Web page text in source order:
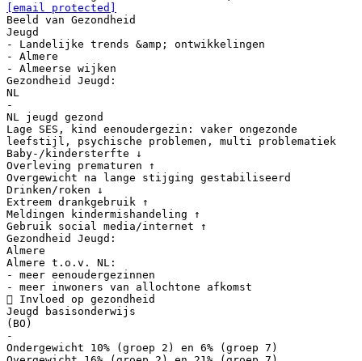
[email protected]
Beeld van Gezondheid
Jeugd
- Landelijke trends &amp; ontwikkelingen
- Almere
- Almeerse wijken
Gezondheid Jeugd:
NL
-
NL jeugd gezond
Lage SES, kind eenoudergezin: vaker ongezonde
leefstijl, psychische problemen, multi problematiek
Baby-/kindersterfte ↓
Overleving prematuren ↑
Overgewicht na lange stijging gestabiliseerd
Drinken/roken ↓
Extreem drankgebruik ↑
Meldingen kindermishandeling ↑
Gebruik social media/internet ↑
Gezondheid Jeugd:
Almere
Almere t.o.v. NL:
- meer eenoudergezinnen
- meer inwoners van allochtone afkomst
 Invloed op gezondheid
Jeugd basisonderwijs
(BO)
-
Ondergewicht 10% (groep 2) en 6% (groep 7)